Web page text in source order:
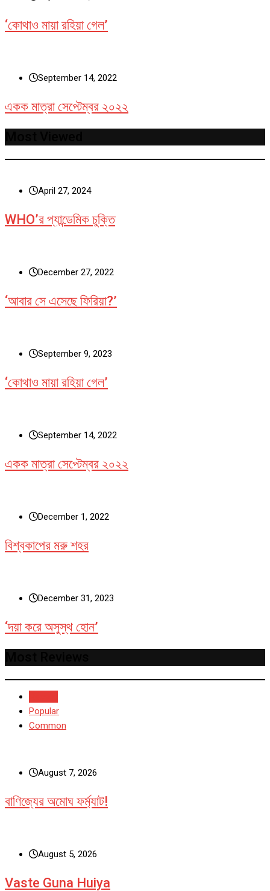
‘কোথাও মায়া রহিয়া গেল’
September 14, 2022
একক মাত্রা সেপ্টেম্বর ২০২২
April 27, 2024
WHO’র প্যান্ডেমিক চুক্তি
December 27, 2022
‘আবার সে এসেছে ফিরিয়া?’
September 9, 2023
‘কোথাও মায়া রহিয়া গেল’
September 14, 2022
একক মাত্রা সেপ্টেম্বর ২০২২
December 1, 2022
বিশ্বকাপের মরু শহর
December 31, 2023
‘দয়া করে অসুস্থ হোন’
Popular
Common
August 7, 2026
বাণিজ্যের অমোঘ ফর্ম্যাট!
August 5, 2026
Vaste Guna Huiya